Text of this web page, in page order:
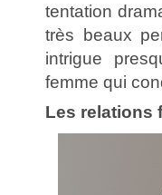
tentation
très beaux
intrigue
femme qui
Les relations